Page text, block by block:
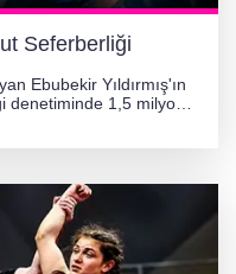
Seferberliği
Ebubekir Yıldırmış'ın
denetiminde 1,5 milyon